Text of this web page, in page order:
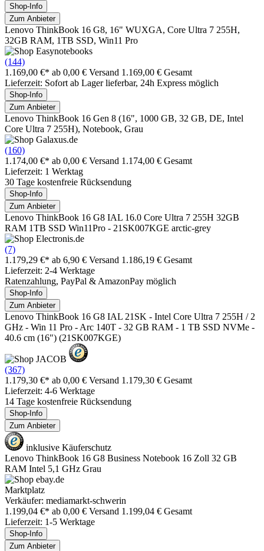
Shop-Info
Zum Anbieter
Lenovo ThinkBook 16 G8, 16" WUXGA, Core Ultra 7 255H,
32GB RAM, 1TB SSD, Win11 Pro
(144)
1.169,00 €* ab 0,00 € Versand 1.169,00 € Gesamt
Lieferzeit: Sofort ab Lager lieferbar, 24h Express möglich
Shop-Info
Zum Anbieter
Lenovo ThinkBook 16 Gen 8 (16", 1000 GB, 32 GB, DE, Intel
Core Ultra 7 255H), Notebook, Grau
(160)
1.174,00 €* ab 0,00 € Versand 1.174,00 € Gesamt
Lieferzeit: 1 Werktag
30 Tage kostenfreie Rücksendung
Shop-Info
Zum Anbieter
Lenovo ThinkBook 16 G8 IAL 16.0 Core Ultra 7 255H 32GB
RAM 1TB SSD Win11Pro - 21SK007KGE arctic-grey
(7)
1.179,29 €* ab 6,90 € Versand 1.186,19 € Gesamt
Lieferzeit: 2-4 Werktage
Ratenzahlung, PayPal & AmazonPay möglich
Shop-Info
Zum Anbieter
Lenovo ThinkBook 16 G8 IAL 21SK - Intel Core Ultra 7 255H / 2
GHz - Win 11 Pro - Arc 140T - 32 GB RAM - 1 TB SSD NVMe -
40.6 cm (16") (21SK007KGE)
(367)
1.179,30 €* ab 0,00 € Versand 1.179,30 € Gesamt
Lieferzeit: 4-6 Werktage
14 Tage kostenfreie Rücksendung
Shop-Info
Zum Anbieter
inklusive Käuferschutz
Lenovo ThinkBook 16 G8 Business Notebook 16 Zoll 32 GB
RAM Intel 5,1 GHz Grau
Marktplatz
Verkäufer: mediamarkt-schwerin
1.199,04 €* ab 0,00 € Versand 1.199,04 € Gesamt
Lieferzeit: 1-5 Werktage
Shop-Info
Zum Anbieter